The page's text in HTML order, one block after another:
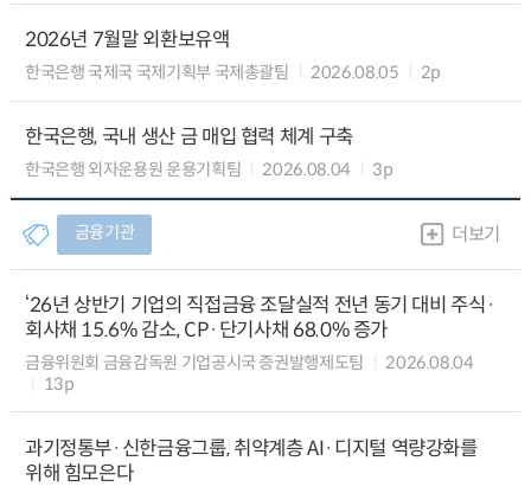
2026년 7월말 외환보유액
한국은행 국제국 국제기획부 국제총괄팀 2026.08.05 2p
한국은행, 국내 생산 금 매입 협력 체계 구축
한국은행 외자운용원 운용기획팀 2026.08.04 3p
금융기관 더보기
‘26년 상반기 기업의 직접금융 조달실적 전년 동기 대비 주식·
회사채 15.6% 감소, CP·단기사채 68.0% 증가
금융위원회 금융감독원 기업공시국 증권발행제도팀
2026.08.04
13p
과기정통부·신한금융그룹, 취약계층 AI·디지털 역량강화를
위해 힘모은다